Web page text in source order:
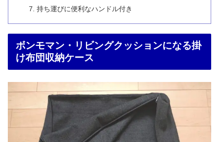
持ち運びに便利なハンドル付き
ボンモマン・リビングクッションになる掛
け布団収納ケース